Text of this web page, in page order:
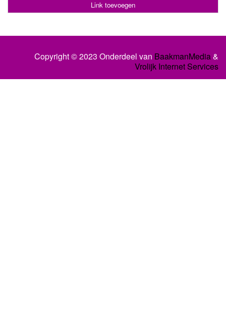
Link toevoegen
Copyright © 2023 Onderdeel van BaakmanMedia&
Vrolijk Internet Services